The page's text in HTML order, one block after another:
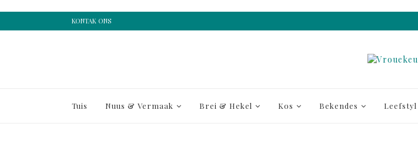
KONTAK ONS
Tuis Nuus & Vermaak Brei & Hekel Kos Bekendes Leefstyl